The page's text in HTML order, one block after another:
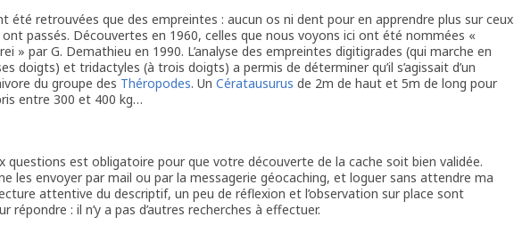
été retrouvées que des empreintes : aucun os ni dent pour en apprendre plus sur ceux
ont passés. Découvertes en 1960, celles que nous voyons ici ont été nommées «
» par G. Demathieu en 1990. L’analyse des empreintes digitigrades (qui marche en
doigts) et tridactyles (à trois doigts) a permis de déterminer qu’il s’agissait d’un
du groupe des Théropodes. Un Cératausurus de 2m de haut et 5m de long pour
entre 300 et 400 kg…
questions est obligatoire pour que votre découverte de la cache soit bien validée.
les envoyer par mail ou par la messagerie géocaching, et loguer sans attendre ma
attentive du descriptif, un peu de réflexion et l’observation sur place sont
répondre : il n’y a pas d’autres recherches à effectuer.